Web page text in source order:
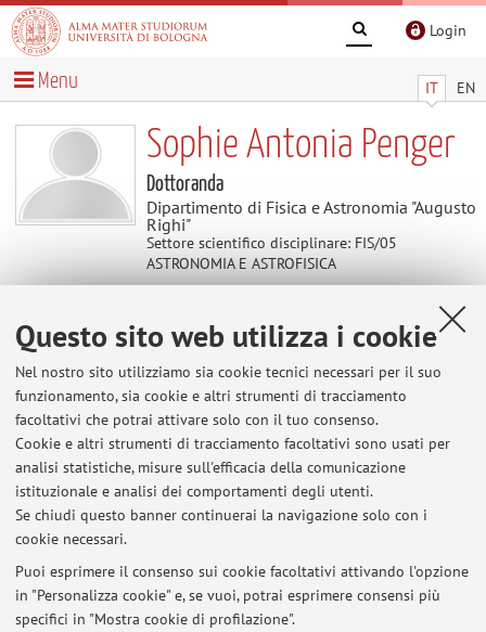
Questo sito web utilizza i cookie
Nel nostro sito utilizziamo sia cookie tecnici necessari per il suo
funzionamento, sia cookie e altri strumenti di tracciamento
facoltativi che potrai attivare solo con il tuo consenso.
Cookie e altri strumenti di tracciamento facoltativi sono usati per
analisi statistiche, misure sull'efficacia della comunicazione
istituzionale e analisi dei comportamenti degli utenti.
Se chiudi questo banner continuerai la navigazione solo con i
cookie necessari.
Puoi esprimere il consenso sui cookie facoltativi attivando l'opzione
in "Personalizza cookie" e, se vuoi, potrai esprimere consensi più
specifici in "Mostra cookie di profilazione".
Login
IT EN
Menu
Sophie Antonia Penger
Dottoranda
Dipartimento di Fisica e Astronomia "Augusto
Righi"
Settore scientifico disciplinare: FIS/05
ASTRONOMIA E ASTROFISICA
Avvisi
Al momento non sono presenti avvisi.
Area riservata
Accedi tramite loginper gestire tutti i contenuti del sito.
© 2026 - ALMA MATER STUDIORUM - Università di Bologna - Via
Zamboni, 33 - 40126 Bologna - Partita IVA: 01131710376
Privacy|Note legali|Impostazioni Cookie